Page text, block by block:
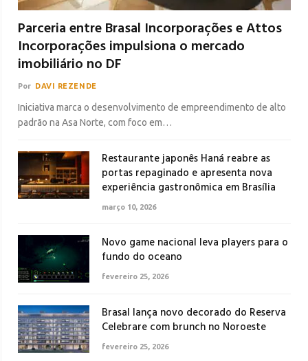
Parceria entre Brasal Incorporações e Attos
Incorporações impulsiona o mercado
imobiliário no DF
Por DAVI REZENDE
Iniciativa marca o desenvolvimento de empreendimento de alto
padrão na Asa Norte, com foco em…
Restaurante japonês Haná reabre as
portas repaginado e apresenta nova
experiência gastronômica em Brasília
março 10, 2026
Novo game nacional leva players para o
fundo do oceano
fevereiro 25, 2026
Brasal lança novo decorado do Reserva
Celebrare com brunch no Noroeste
fevereiro 25, 2026